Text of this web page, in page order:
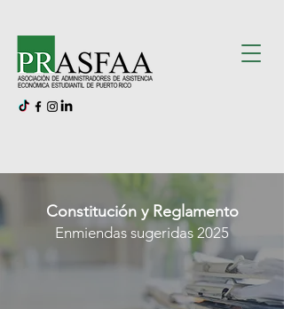
Constitución y Reglamento
Enmiendas sugeridas 2025